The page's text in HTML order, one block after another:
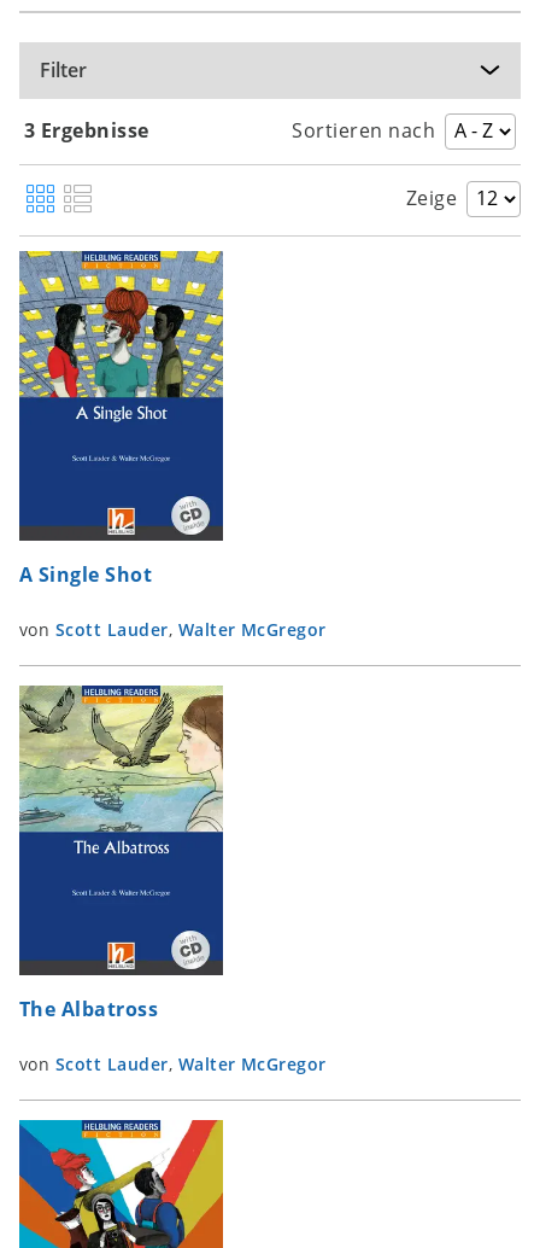
Filter
3 Ergebnisse Sortieren nach
Zeige
A Single Shot
von Scott Lauder, Walter McGregor
The Albatross
von Scott Lauder, Walter McGregor